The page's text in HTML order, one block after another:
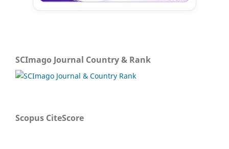
SCImago Journal Country & Rank
Scopus CiteScore